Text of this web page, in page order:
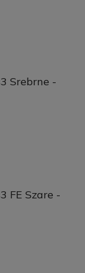
Srebrne -
FE Szare -